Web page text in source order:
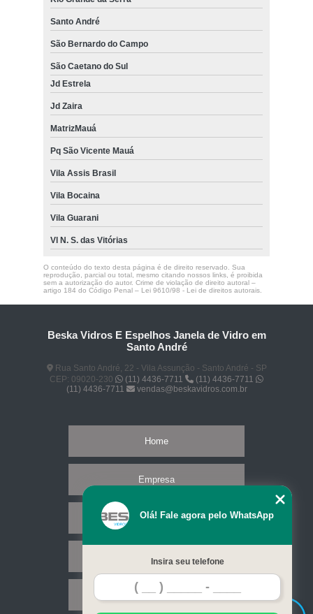
Santo André
São Bernardo do Campo
São Caetano do Sul
Jd Estrela
Jd Zaira
MatrizMauá
Pq São Vicente Mauá
Vila Assis Brasil
Vila Bocaina
Vila Guarani
Vl N. S. das Vitórias
O conteúdo do texto desta página é de direito reservado. Sua
reprodução, parcial ou total, mesmo citando nossos links, é proibida
sem a autorização do autor. Crime de violação de direito autoral –
artigo 184 do Código Penal – Lei 9610/98 - Lei de direitos autorais.
Beska Vidros E Espelhos Janela de Vidro em
Santo André
Rua Santo André, 22 - Vila Assunção - Santo André - SP
CEP: 09020-230
(11) 4436-7711
(11) 4436-7711
(11) 4436-7711
vendas@beskavidros.com.br
Home
Empresa
Missão
Serviços
Contato
Olá! Fale agora pelo WhatsApp
Insira seu telefone